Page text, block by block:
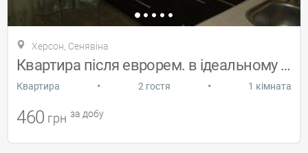
Херсон, Сенявіна
Квартира після еврорем. в ідеальному сос
Квартира • 2 гостя • 1 кімната
460 грн за добу